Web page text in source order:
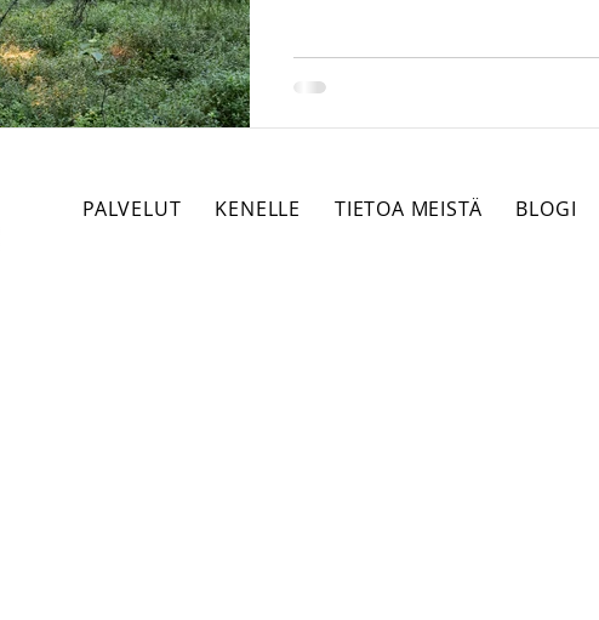
IPR Todistelu
Asunnot ja kiinteistöt huumausainerikos
PALVELUT KENELLE TIETOA MEISTÄ BLOGI